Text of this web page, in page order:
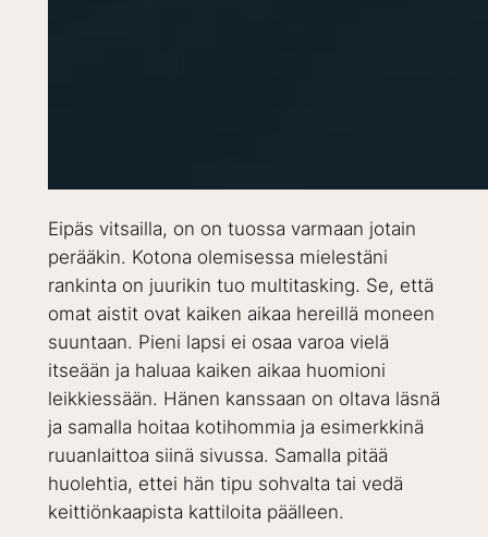
Eipäs vitsailla, on on tuossa varmaan jotain
perääkin. Kotona olemisessa mielestäni
rankinta on juurikin tuo multitasking. Se, että
omat aistit ovat kaiken aikaa hereillä moneen
suuntaan. Pieni lapsi ei osaa varoa vielä
itseään ja haluaa kaiken aikaa huomioni
leikkiessään. Hänen kanssaan on oltava läsnä
ja samalla hoitaa kotihommia ja esimerkkinä
ruuanlaittoa siinä sivussa. Samalla pitää
huolehtia, ettei hän tipu sohvalta tai vedä
keittiönkaapista kattiloita päälleen.